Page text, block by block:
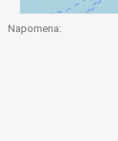
Napomena: